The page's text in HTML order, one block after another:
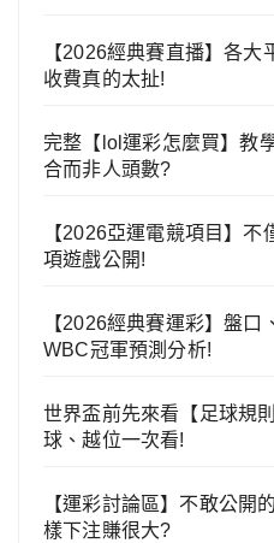
【2026經典賽直播】各
收費真的太扯!
完整【lol運彩怎麼買】教
合而非人頭數?
【2026亞運電競項目】
項遊戲公開!
【2026經典賽運彩】盤
WBC冠軍預測分析!
世界盃前先來看【足球規
球、越位一次看!
【運彩討論區】不敢公開
樣下注賺很大?